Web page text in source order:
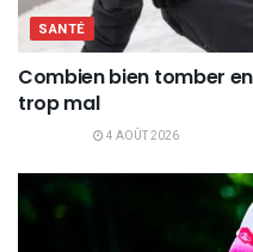
SANTÉ
Combien bien tomber
trop mal
4 AOÛT 2026